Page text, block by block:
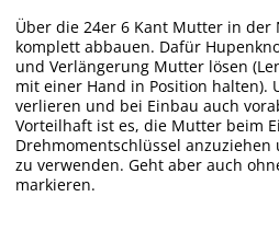
Über die 24er 6 Kant Mutter in der
komplett abbauen. Dafür
und Verlängerung Mutter lösen
mit einer Hand in Position halten).
verlieren und bei Einbau auch
Vorteilhaft ist es, die Mutter beim
Drehmomentschlüssel anzuziehen
zu verwenden. Geht aber auch
markieren.